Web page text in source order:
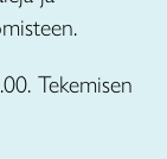
Tekemisen